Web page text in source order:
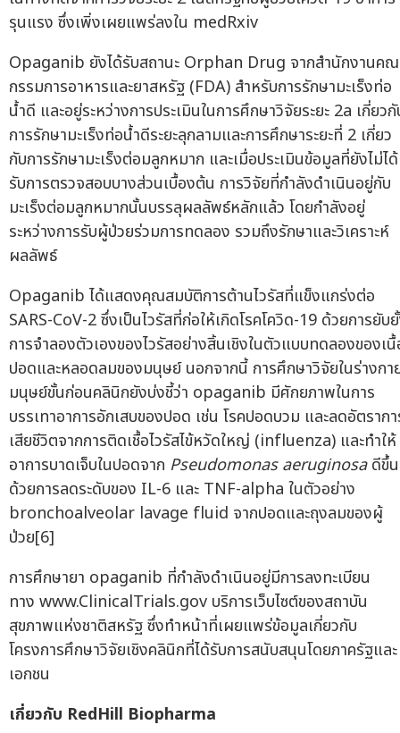
รุนแรง ซึ่งเพิ่งเผยแพร่ลงใน medRxiv
Opaganib ยังได้รับสถานะ Orphan Drug จากสำนักงานคณ
กรรมการอาหารและยาสหรัฐ (FDA) สำหรับการรักษามะเร็งท่อ
น้ำดี และอยู่ระหว่างการประเมินในการศึกษาวิจัยระยะ 2a เกี่ยว
การรักษามะเร็งท่อน้ำดีระยะลุกลามและการศึกษาระยะที่ 2 เกี่ยว
กับการรักษามะเร็งต่อมลูกหมาก และเมื่อประเมินข้อมูลที่ยังไม่ได้
รับการตรวจสอบบางส่วนเบื้องต้น การวิจัยที่กำลังดำเนินอยู่กับ
มะเร็งต่อมลูกหมากนั้นบรรลุผลลัพธ์หลักแล้ว โดยกำลังอยู่
ระหว่างการรับผู้ป่วยร่วมการทดลอง รวมถึงรักษาและวิเคราะห์
ผลลัพธ์
Opaganib ได้แสดงคุณสมบัติการต้านไวรัสที่แข็งแกร่งต่อ
SARS-CoV-2 ซึ่งเป็นไวรัสที่ก่อให้เกิดโรคโควิด-19 ด้วยการยับ
การจำลองตัวเองของไวรัสอย่างสิ้นเชิงในตัวแบบทดลองของเ
ปอดและหลอดลมของมนุษย์ นอกจากนี้ การศึกษาวิจัยในร่างกา
มนุษย์ขั้นก่อนคลินิกยังบ่งชี้ว่า opaganib มีศักยภาพในการ
บรรเทาอาการอักเสบของปอด เช่น โรคปอดบวม และลดอัตราก
เสียชีวิตจากการติดเชื้อไวรัสไข้หวัดใหญ่ (influenza) และทำให้
อาการบาดเจ็บในปอดจาก Pseudomonas aeruginosaดีขึ้น
ด้วยการลดระดับของ IL-6 และ TNF-alpha ในตัวอย่าง
bronchoalveolar lavage fluid จากปอดและถุงลมของผู้
ป่วย[6]
การศึกษายา opaganib ที่กำลังดำเนินอยู่มีการลงทะเบียน
ทาง www.ClinicalTrials.gov บริการเว็บไซต์ของสถาบัน
สุขภาพแห่งชาติสหรัฐ ซึ่งทำหน้าที่เผยแพร่ข้อมูลเกี่ยวกับ
โครงการศึกษาวิจัยเชิงคลินิกที่ได้รับการสนับสนุนโดยภาครัฐและ
เอกชน
เกี่ยวกับ RedHill Biopharma